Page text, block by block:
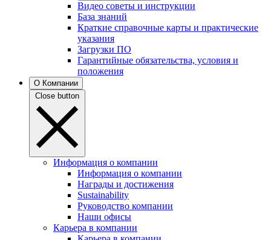
Видео советы и инструкции
База знаний
Краткие справочные карты и практические
указания
Загрузки ПО
Гарантийные обязательства, условия и
положения
О Компании
Close button
Информация о компании
Информация о компании
Награды и достижения
Sustainability
Руководство компании
Наши офисы
Карьера в компании